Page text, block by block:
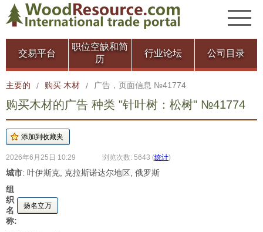
交易平台
职位空缺和简
历
行业论坛 公司目录
主要的 / 购买 木材 / 广告，页面信息 №41774
购买木材的广告 种类 "针叶树：松树" №41774
2026年6月25日 10:29 浏览次数: 5643 (统计)
城市: 叶伊斯克, 克拉斯诺达尔地区, 俄罗斯
组
织
名
称:
扬名立万